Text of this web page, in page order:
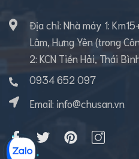
Địa chỉ: Nhà máy 1:
Lâm, Hưng Yên (trong
2: KCN Tiền Hải, Thái
0934 652 097
Email: info@chusan.vn